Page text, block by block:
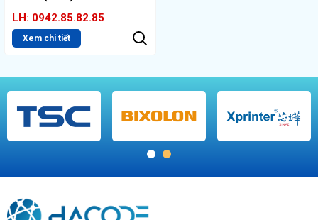
LH: 0942.85.82.85
Xem chi tiết
1 2